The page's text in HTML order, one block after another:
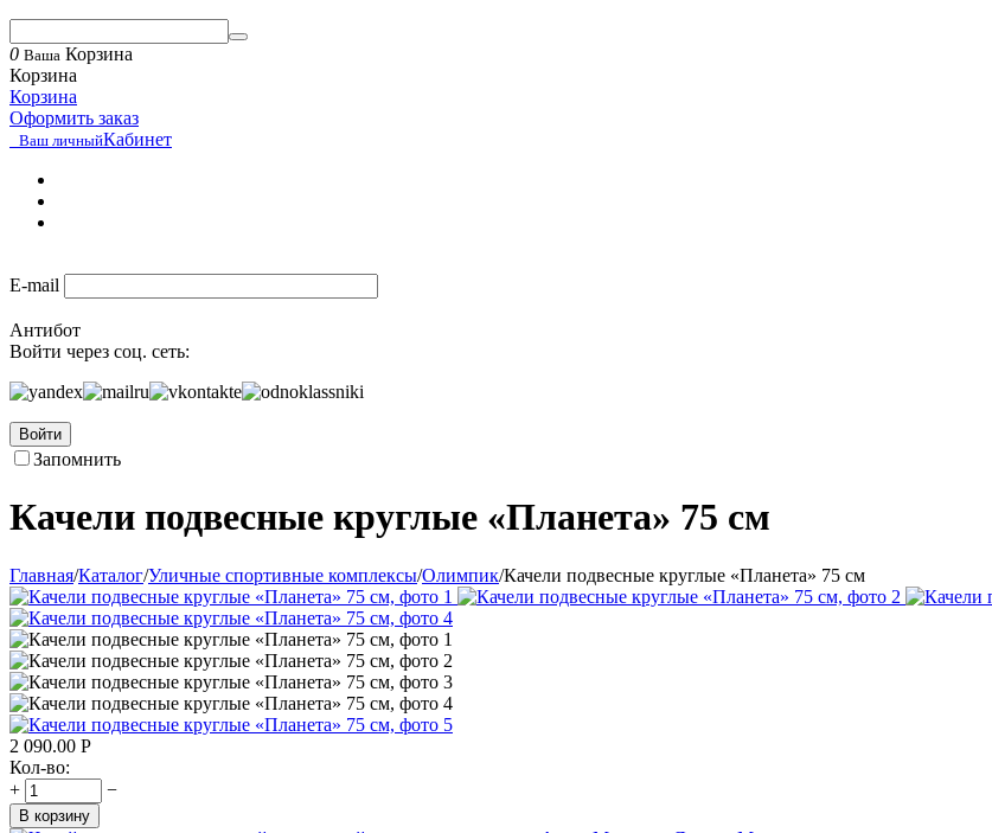
0 Ваша Корзина
Корзина
Корзина
Оформить заказ
Ваш личныйКабинет
E-mail
Антибот
Войти через соц. сеть:
Войти
Запомнить
Качели подвесные круглые «Планета» 75 см
Главная/Каталог/Уличные спортивные комплексы/Олимпик/Качели подвесные круглые «Планета» 75 см
2 090.00 Р
Кол-во:
+
−
В корзину